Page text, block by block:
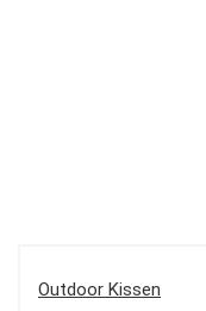
Outdoor Kissen